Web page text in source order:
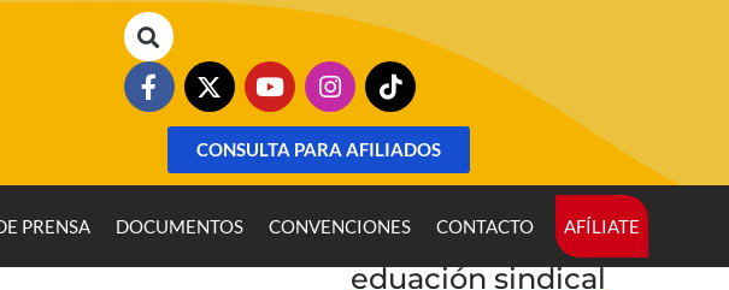
CONSULTA PARA AFILIADOS
PRENSA DOCUMENTOS CONVENCIONES CONTACTO AFÍLIATE
eduación sindical